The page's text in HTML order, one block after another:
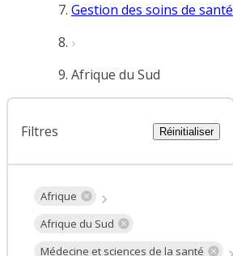
Gestion des soins de santé
Afrique du Sud
Filtres Réinitialiser
Afrique
Afrique du Sud
Médecine et sciences de la santé